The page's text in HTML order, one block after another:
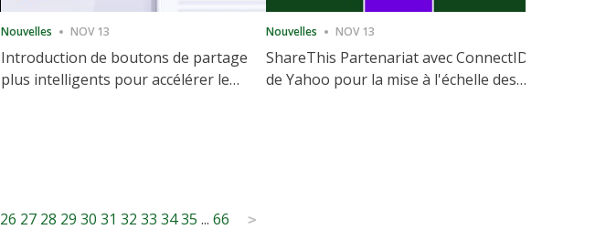
Nouvelles NOV 13
Introduction de boutons de partage
plus intelligents pour accélérer le
Nouvelles NOV 13
ShareThis Partenariat avec ConnectID
de Yahoo pour la mise à l'échelle des
26 27 28 29 30 31 32 33 34 35 ... 66 >